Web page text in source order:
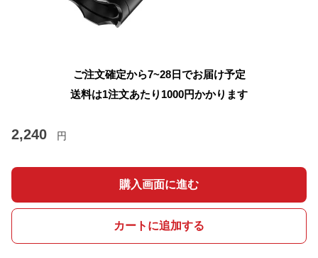
ご注文確定から7~28日でお届け予定
送料は1注文あたり 1000円かかります
2,240 円
購入画面に進む
カートに追加する